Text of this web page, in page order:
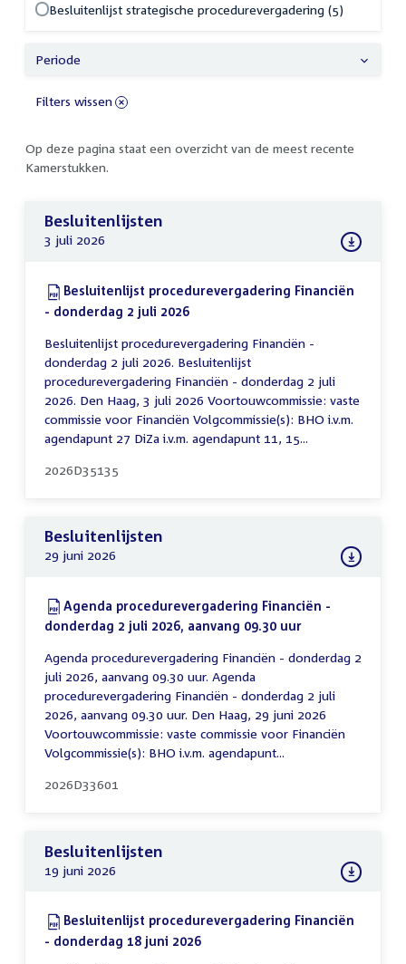
Op deze pagina staat een overzicht van de meest recente
Kamerstukken.
Besluitenlijsten
3 juli 2026
Download:
Besluitenlijst procedurevergadering Financiën
- donderdag 2 juli 2026
Besluitenlijst procedurevergadering Financiën -
donderdag 2 juli 2026. Besluitenlijst
procedurevergadering Financiën - donderdag 2 juli
2026. Den Haag, 3 juli 2026 Voortouwcommissie: vaste
commissie voor Financiën Volgcommissie(s): BHO i.v.m.
agendapunt 27 DiZa i.v.m. agendapunt 11, 15...
2026D35135
Besluitenlijsten
29 juni 2026
Download:
Agenda procedurevergadering Financiën -
donderdag 2 juli 2026, aanvang 09.30 uur
Agenda procedurevergadering Financiën - donderdag 2
juli 2026, aanvang 09.30 uur. Agenda
procedurevergadering Financiën - donderdag 2 juli
2026, aanvang 09.30 uur. Den Haag, 29 juni 2026
Voortouwcommissie: vaste commissie voor Financiën
Volgcommissie(s): BHO i.v.m. agendapunt...
2026D33601
Besluitenlijsten
19 juni 2026
Download:
Besluitenlijst procedurevergadering Financiën
- donderdag 18 juni 2026
Besluitenlijst strategische procedurevergadering (5)
Periode
Filters wissen